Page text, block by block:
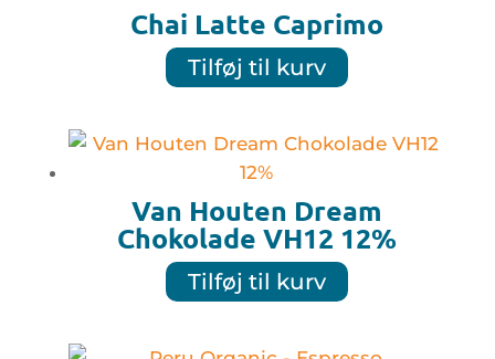
Chai Latte Caprimo
Tilføj til kurv
Van Houten Dream
Chokolade VH12 12%
Tilføj til kurv